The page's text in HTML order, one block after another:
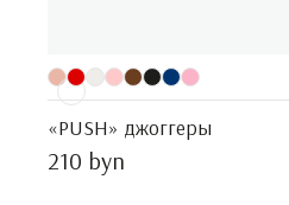
«PUSH» джоггеры
210 byn